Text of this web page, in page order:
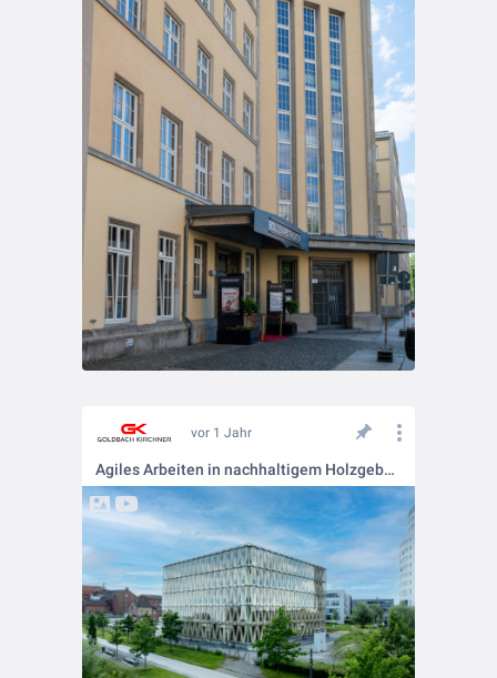
vor 1 Jahr
Agiles Arbeiten in nachhaltigem Holzgebäude